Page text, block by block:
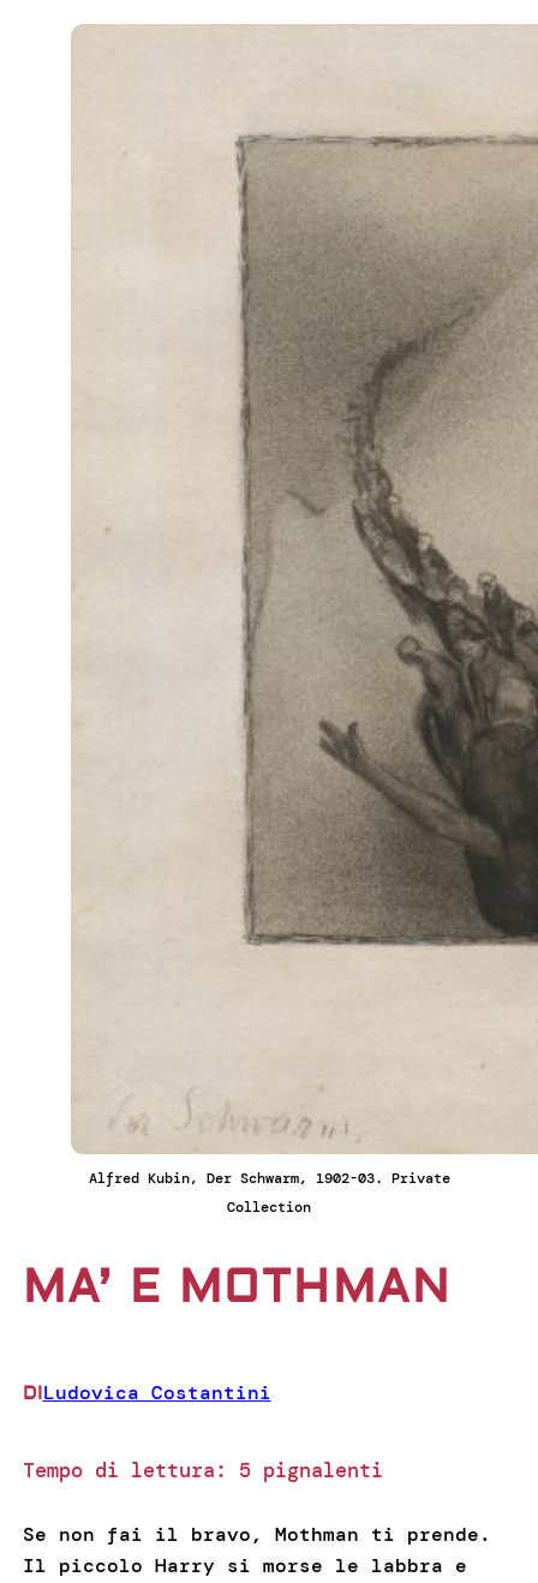
Alfred Kubin, Der Schwarm, 1902-03. Private
Collection
MA’ E MOTHMAN
DILudovica Costantini
Tempo di lettura: 5 pignalenti
Se non fai il bravo, Mothman ti prende.
Il piccolo Harry si morse le labbra e